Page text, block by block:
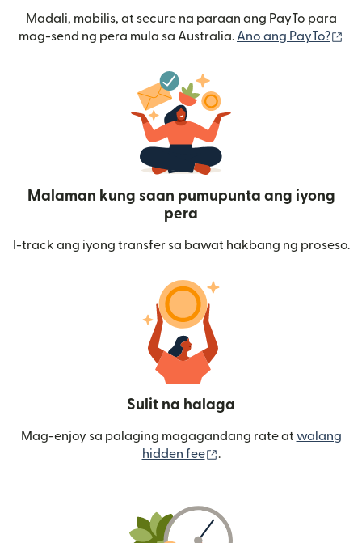
Madali, mabilis, at secure na paraan ang PayTo para
mag-send ng pera mula sa Australia. Ano ang PayTo?
Malaman kung saan pumupunta ang iyong
pera
I-track ang iyong transfer sa bawat hakbang ng proseso.
Sulit na halaga
Mag-enjoy sa palaging magagandang rate at walang
hidden fee
.